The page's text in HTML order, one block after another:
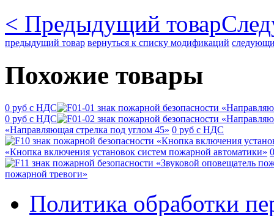
< Предыдущий товар
предыдущий товар вернуться к списку модификаций
Похожие товары
0 руб с НДС
0 руб с НДС
«Направляющая стрелка под углом 45» 0 руб с НДС
«Кнопка включения установок систем пожарной автоматики»
пожарной тревоги»
Политика обработки